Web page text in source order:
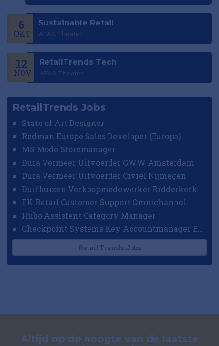
6
OKT
Sustainable Retail
AFAS Theater
12
NOV
RetailTrends Tech
AFAS Theater
RetailTrends Jobs
State of Art Designer
Redman Europe Sales Developer (Europe)
MS Mode Storemanager
Dura Vermeer Uitvoerder GWW Amsterdam
Dura Vermeer Uitvoerder Civiel Nijmegen
Duifhuizen Verkoopmedewerker Ridderkerk
EK Retail Customer Support Omnichannel
Hubo Assistent Category Manager
Checkpoint Systems Key Accountmanager Benelux
RetailTrends Jobs
Altijd op de hoogte van de laatste